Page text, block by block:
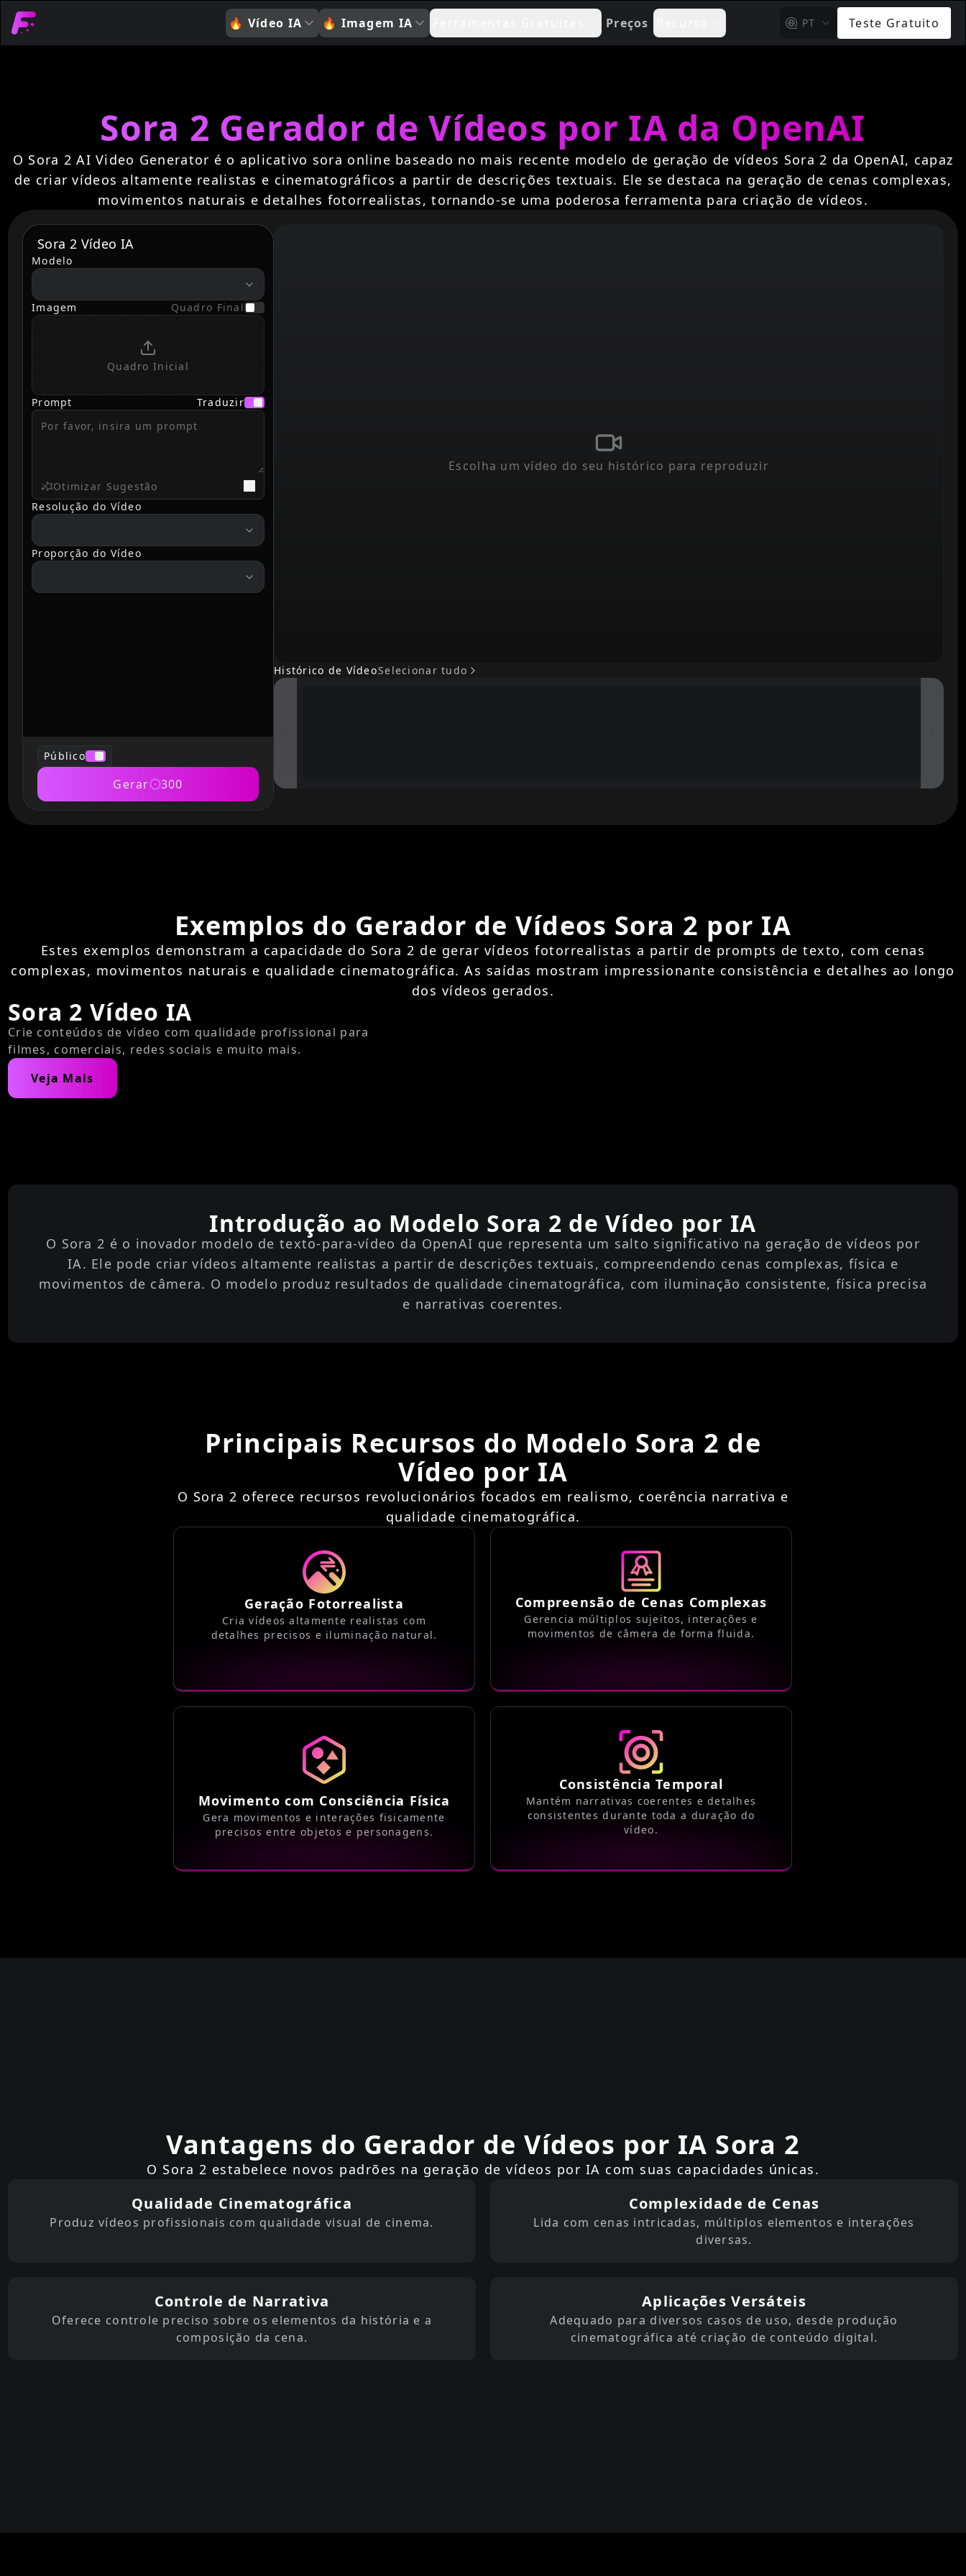
🔥 Vídeo IA 🔥 Imagem IA Preços PT Teste Gratuito
Sora 2 Gerador de Vídeos por IA da OpenAI
O Sora 2 AI Video Generator é o aplicativo sora online baseado no mais recente modelo de geração de vídeos Sora 2 da OpenAI, capaz
de criar vídeos altamente realistas e cinematográficos a partir de descrições textuais. Ele se destaca na geração de cenas complexas,
movimentos naturais e detalhes fotorrealistas, tornando-se uma poderosa ferramenta para criação de vídeos.
Sora 2 Vídeo IA
Modelo
model
Imagem Quadro Final
Quadro Inicial
Prompt Traduzir
Otimizar Sugestão
Resolução do Vídeo
resolution
Proporção do Vídeo
ratio
Público
Gerar 300
Escolha um vídeo do seu histórico para reproduzir
Histórico de VídeoSelecionar tudo
Exemplos do Gerador de Vídeos Sora 2 por IA
Estes exemplos demonstram a capacidade do Sora 2 de gerar vídeos fotorrealistas a partir de prompts de texto, com cenas
complexas, movimentos naturais e qualidade cinematográfica. As saídas mostram impressionante consistência e detalhes ao longo
dos vídeos gerados.
Sora 2 Vídeo IA
Crie conteúdos de vídeo com qualidade profissional para
filmes, comerciais, redes sociais e muito mais.
Veja Mais
Introdução ao Modelo Sora 2 de Vídeo por IA
O Sora 2 é o inovador modelo de texto-para-vídeo da OpenAI que representa um salto significativo na geração de vídeos por
IA. Ele pode criar vídeos altamente realistas a partir de descrições textuais, compreendendo cenas complexas, física e
movimentos de câmera. O modelo produz resultados de qualidade cinematográfica, com iluminação consistente, física precisa
e narrativas coerentes.
Principais Recursos do Modelo Sora 2 de
Vídeo por IA
O Sora 2 oferece recursos revolucionários focados em realismo, coerência narrativa e
qualidade cinematográfica.
Geração Fotorrealista
Cria vídeos altamente realistas com
detalhes precisos e iluminação natural.
Compreensão de Cenas Complexas
Gerencia múltiplos sujeitos, interações e
movimentos de câmera de forma fluida.
Movimento com Consciência Física
Gera movimentos e interações fisicamente
precisos entre objetos e personagens.
Consistência Temporal
Mantém narrativas coerentes e detalhes
consistentes durante toda a duração do
vídeo.
Vantagens do Gerador de Vídeos por IA Sora 2
O Sora 2 estabelece novos padrões na geração de vídeos por IA com suas capacidades únicas.
Qualidade Cinematográfica
Produz vídeos profissionais com qualidade visual de cinema.
Complexidade de Cenas
Lida com cenas intricadas, múltiplos elementos e interações
diversas.
Controle de Narrativa
Oferece controle preciso sobre os elementos da história e a
composição da cena.
Aplicações Versáteis
Adequado para diversos casos de uso, desde produção
cinematográfica até criação de conteúdo digital.